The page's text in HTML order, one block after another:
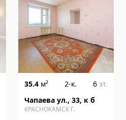
35.4 м² 2-к. 6 эт.
Чапаева ул., 33, к б
КРАСНОКАМСК Г.